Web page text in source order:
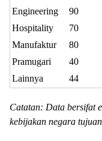
Engineering
90
Hospitality
70
Manufaktur
80
Pramugari
40
Lainnya
44
Catatan: Data bersifat
kebijakan negara